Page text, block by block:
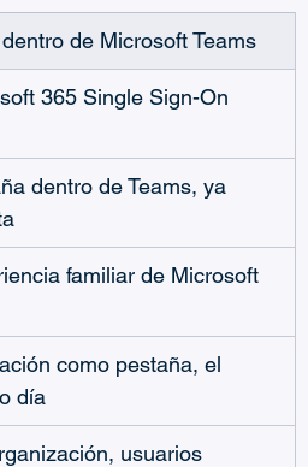
de Microsoft Teams
365 Single Sign-On
dentro de Teams, ya
familiar de Microsoft
como pestaña, el
día
usuarios